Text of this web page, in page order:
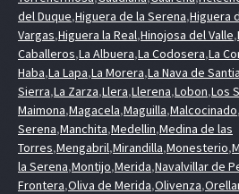
del Duque,Higuera de la Serena,Higuera
Vargas,Higuera la Real,Hinojosa del Valle,
Caballeros,La Albuera,La Codosera,La
Haba,La Lapa,La Morera,La Nava de
Sierra,La Zarza,Llera,Llerena,Lobon,Los
Maimona,Magacela,Maguilla,Malcocinado,
Serena,Manchita,Medellin,Medina de las
Torres,Mengabril,Mirandilla,Monesterio,
la Serena,Montijo,Merida,Navalvillar de
Frontera,Oliva de Merida,Olivenza,